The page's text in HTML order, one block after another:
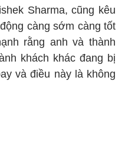
Sharma, cũng kêu
càng sớm càng tốt
rằng anh và thành
khách khác đang bị
và điều này là không